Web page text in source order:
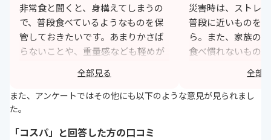
非常食と聞くと、身構えてしまうの
で、普段食べているようなものを保
管しておきたいです。あまりかさば
らないことや、重量感なども軽めが
全部見る
災害時は、ストレ
普段に近いものを
ら。また、家族の
食べ慣れないもの
全部
また、アンケートではその他にも以下のような意見が見られまし
た。
「コスパ」と回答した方の口コミ